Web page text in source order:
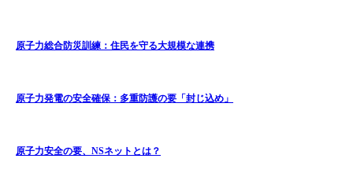
原子力総合防災訓練：住民を守る大規模な連携
原子力発電の安全確保：多重防護の要「封じ込め」
原子力安全の要、NSネットとは？